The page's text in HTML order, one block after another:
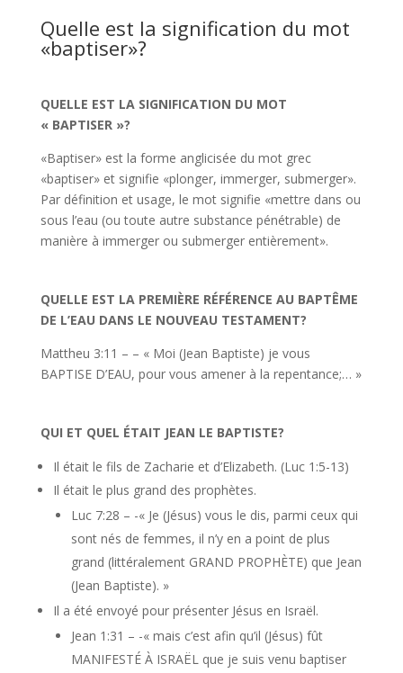
Quelle est la signification du mot
«baptiser»?
QUELLE EST LA SIGNIFICATION DU MOT
« BAPTISER »?
«Baptiser» est la forme anglicisée du mot grec
«baptiser» et signifie «plonger, immerger, submerger».
Par définition et usage, le mot signifie «mettre dans ou
sous l’eau (ou toute autre substance pénétrable) de
manière à immerger ou submerger entièrement».
QUELLE EST LA PREMIÈRE RÉFÉRENCE AU BAPTÊME
DE L’EAU DANS LE NOUVEAU TESTAMENT?
Mattheu 3:11 – – « Moi (Jean Baptiste) je vous
BAPTISE D’EAU, pour vous amener à la repentance;… »
QUI ET QUEL ÉTAIT JEAN LE BAPTISTE?
Il était le fils de Zacharie et d’Elizabeth. (Luc 1:5-13)
Il était le plus grand des prophètes.
Luc 7:28 – -« Je (Jésus) vous le dis, parmi ceux qui
sont nés de femmes, il n’y en a point de plus
grand (littéralement GRAND PROPHÈTE) que Jean
(Jean Baptiste). »
Il a été envoyé pour présenter Jésus en Israël.
Jean 1:31 – -« mais c’est afin qu’il (Jésus) fût
MANIFESTÉ À ISRAËL que je suis venu baptiser